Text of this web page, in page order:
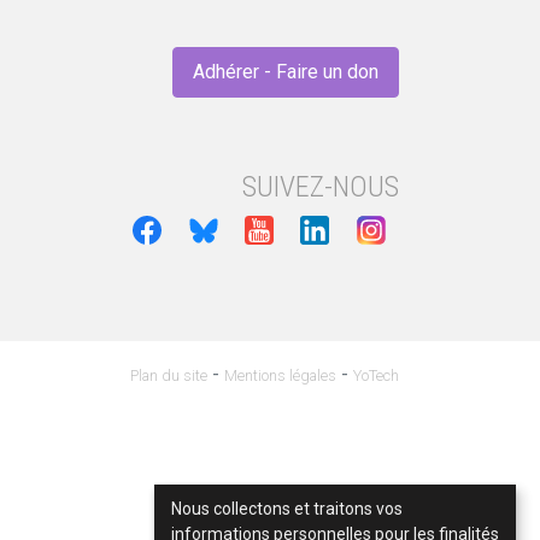
Adhérer - Faire un don
SUIVEZ-NOUS
Plan du site - Mentions légales - YoTech
Nous collectons et traitons vos
informations personnelles pour les finalités